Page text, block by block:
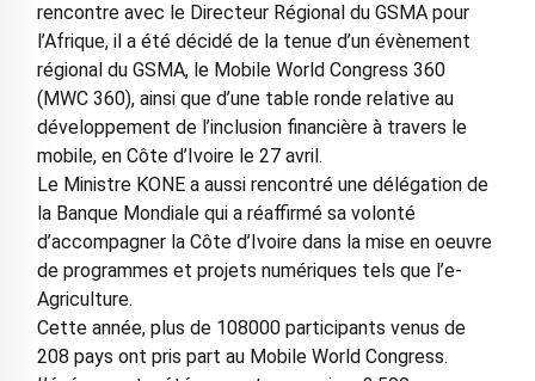
rencontre avec le Directeur Régional du GSMA pour
l’Afrique, il a été décidé de la tenue d’un évènement
régional du GSMA, le Mobile World Congress 360
(MWC 360), ainsi que d’une table ronde relative au
développement de l’inclusion financière à travers le
mobile, en Côte d’Ivoire le 27 avril.
Le Ministre KONE a aussi rencontré une délégation de
la Banque Mondiale qui a réaffirmé sa volonté
d’accompagner la Côte d’Ivoire dans la mise en oeuvre
de programmes et projets numériques tels que l’e-
Agriculture.
Cette année, plus de 108000 participants venus de
208 pays ont pris part au Mobile World Congress.